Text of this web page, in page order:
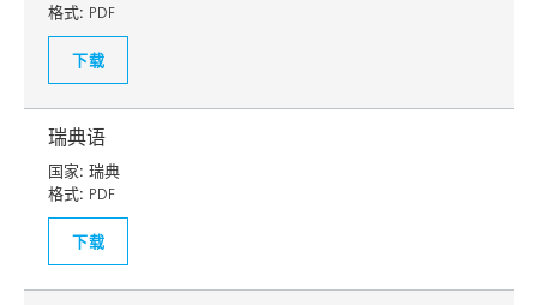
格式: PDF
下载
瑞典语
国家: 瑞典
格式: PDF
下载